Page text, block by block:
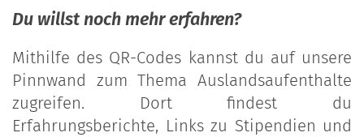
Du willst noch mehr erfahren?
Mithilfe des QR-Codes kannst du auf unsere
Pinnwand zum Thema Auslandsaufenthalte
zugreifen. Dort findest du
Erfahrungsberichte, Links zu Stipendien und